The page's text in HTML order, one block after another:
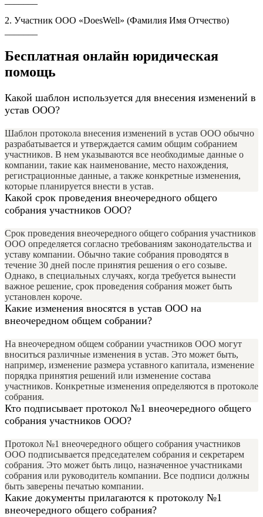
2. Участник ООО «DoesWell» (Фамилия Имя Отчество)
Бесплатная онлайн юридическая
помощь
Какой шаблон используется для внесения изменений в
устав ООО?
Шаблон протокола внесения изменений в устав ООО обычно
разрабатывается и утверждается самим общим собранием
участников. В нем указываются все необходимые данные о
компании, такие как наименование, место нахождения,
регистрационные данные, а также конкретные изменения,
которые планируется внести в устав.
Какой срок проведения внеочередного общего
собрания участников ООО?
Срок проведения внеочередного общего собрания участников
ООО определяется согласно требованиям законодательства и
уставу компании. Обычно такие собрания проводятся в
течение 30 дней после принятия решения о его созыве.
Однако, в специальных случаях, когда требуется вынести
важное решение, срок проведения собрания может быть
установлен короче.
Какие изменения вносятся в устав ООО на
внеочередном общем собрании?
На внеочередном общем собрании участников ООО могут
вноситься различные изменения в устав. Это может быть,
например, изменение размера уставного капитала, изменение
порядка принятия решений или изменение состава
участников. Конкретные изменения определяются в протоколе
собрания.
Кто подписывает протокол №1 внеочередного общего
собрания участников ООО?
Протокол №1 внеочередного общего собрания участников
ООО подписывается председателем собрания и секретарем
собрания. Это может быть лицо, назначенное участниками
собрания или руководитель компании. Все подписи должны
быть заверены печатью компании.
Какие документы прилагаются к протоколу №1
внеочередного общего собрания?